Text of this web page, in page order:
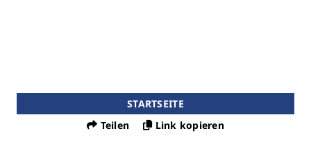
STARTSEITE
Teilen
Link kopieren